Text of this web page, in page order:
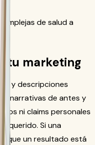
de salud a
tu marketing
y descripciones
narrativas de antes y
ni claims personales
Si una
que un resultado está